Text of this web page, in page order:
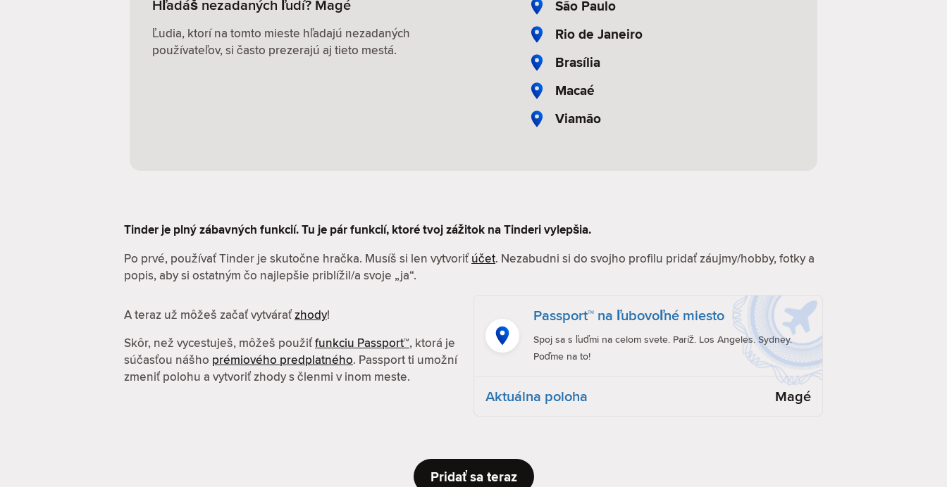
Hľadáš nezadaných ľudí? Magé
Ľudia, ktorí na tomto mieste hľadajú nezadaných
používateľov, si často prezerajú aj tieto mestá.
São Paulo
Rio de Janeiro
Brasília
Macaé
Viamão
Tinder je plný zábavných funkcií. Tu je pár funkcií, ktoré tvoj zážitok na Tinderi vylepšia.
Po prvé, používať Tinder je skutočne hračka. Musíš si len vytvoriť účet. Nezabudni si do svojho profilu pridať záujmy/hobby, fotky a
popis, aby si ostatným čo najlepšie priblížil/a svoje „ja“.
A teraz už môžeš začať vytváraťzhody!
Skôr, než vycestuješ, môžeš použiťfunkciu Passport™, ktorá je
súčasťou nášho prémiového predplatného. Passport ti umožní
zmeniť polohu a vytvoriť zhody s členmi v inom meste.
Passport™ na ľubovoľné miesto
Spoj sa s ľuďmi na celom svete. Paríž. Los Angeles. Sydney.
Poďme na to!
Aktuálna poloha Magé
Pridať sa teraz